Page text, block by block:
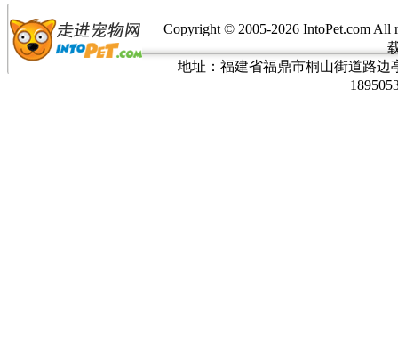
Copyright © 2005-2026 IntoPet.com
地址：福建省福鼎市桐山街道路边